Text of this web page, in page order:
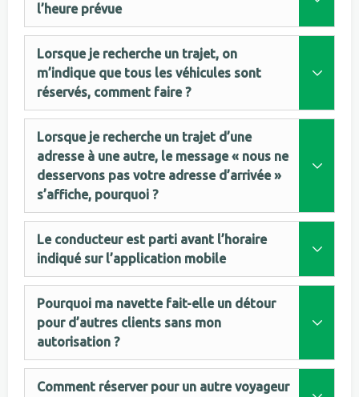
l’heure prévue
Lorsque je recherche un trajet, on
m’indique que tous les véhicules sont
réservés, comment faire ?
Lorsque je recherche un trajet d’une
adresse à une autre, le message « nous ne
desservons pas votre adresse d’arrivée »
s’affiche, pourquoi ?
Le conducteur est parti avant l’horaire
indiqué sur l’application mobile
Pourquoi ma navette fait-elle un détour
pour d’autres clients sans mon
autorisation ?
Comment réserver pour un autre voyageur